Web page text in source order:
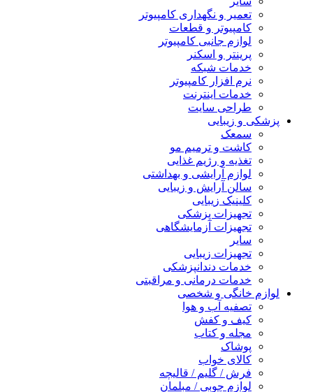
تعمیر و نگهداری کامپیوتر
کامپیوتر و قطعات
لوازم جانبی کامپیوتر
پرینتر و اسکنر
خدمات شبکه
نرم افزار کامپیوتر
خدمات اینترنت
طراحی سایت
پزشکی و زیبایی
سمعک
کاشت و ترمیم مو
تغذیه و رژیم غذایی
لوازم آرایشی و بهداشتی
سالن آرایش و زیبایی
کلینیک زیبایی
تجهیزات پزشکی
تجهیزات آزمایشگاهی
سایر
تجهیزات زیبایی
خدمات دندانپزشکی
خدمات درمانی و مراقبتی
لوازم خانگی و شخصی
تصفیه آب و هوا
کیف و کفش
مجله و کتاب
پوشاک
کالای خواب
فرش / گلیم / قالیچه
لوازم چوبی / مبلمان